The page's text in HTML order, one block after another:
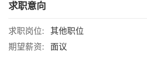
求职意向
求职岗位:
其他职位
期望薪资:
面议